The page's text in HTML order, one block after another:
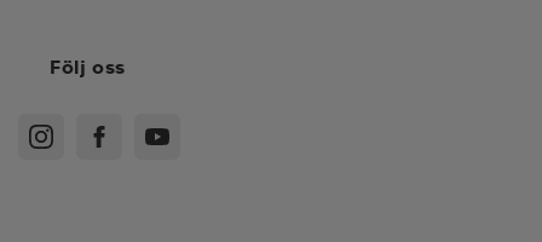
Följ oss